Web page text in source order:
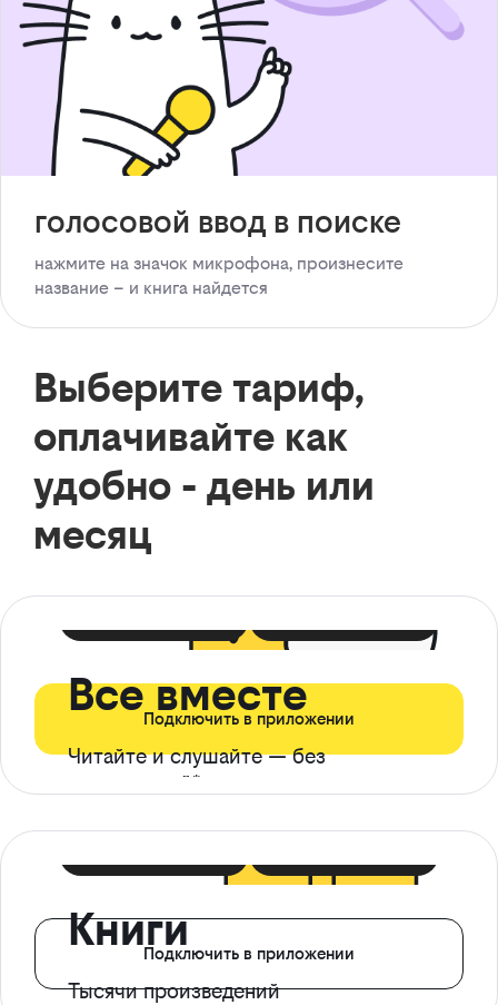
голосовой ввод в поиске
нажмите на значок микрофона, произнесите
название – и книга найдется
Выберите тариф,
оплачивайте как
удобно - день или
месяц
Все вместе
Читайте и слушайте — без
ограничений*
Подключить в приложении
Книги
Тысячи произведений
Подключить в приложении